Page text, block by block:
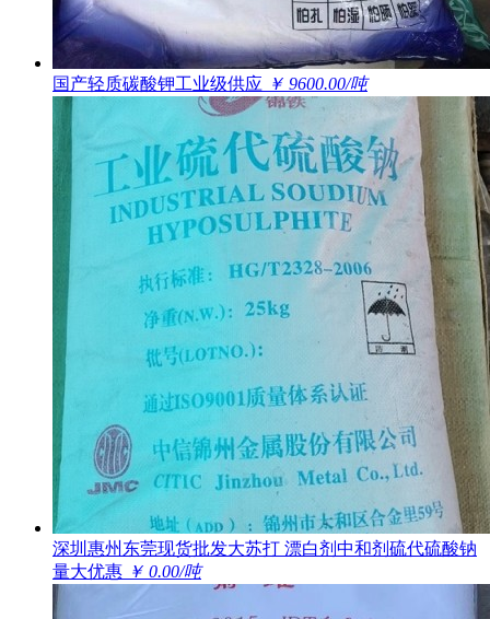
国产轻质碳酸钾工业级供应 ￥ 9600.00/吨
深圳惠州东莞现货批发大苏打 漂白剂中和剂硫代硫酸钠
量大优惠 ￥ 0.00/吨